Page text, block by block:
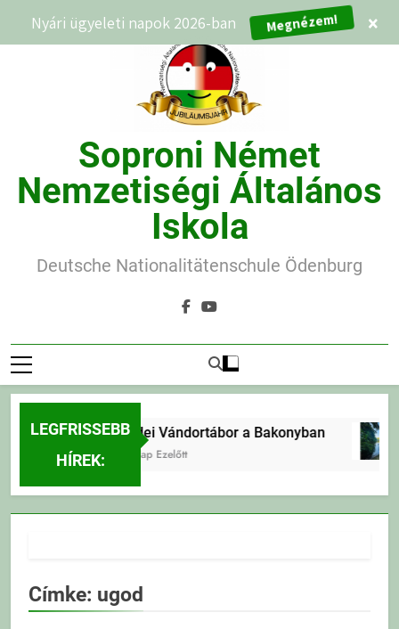
Soproni Német
Nemzetiségi Általános
Iskola
Deutsche Nationalitätenschule Ödenburg
LEGFRISSEBB
HÍREK:
Erdei Vándortábor a Bakonyban
4 Nap Ezelőtt
Címke: ugod
Nyári ügyeleti napok 2026-ban Megnézem! ×